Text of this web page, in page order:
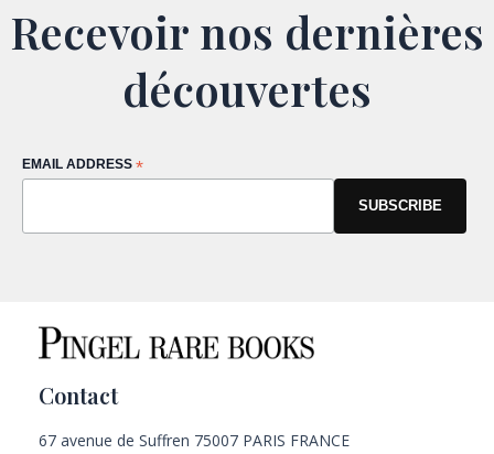
Recevoir nos dernières
découvertes
EMAIL ADDRESS *
Contact
67 avenue de Suffren 75007 PARIS FRANCE